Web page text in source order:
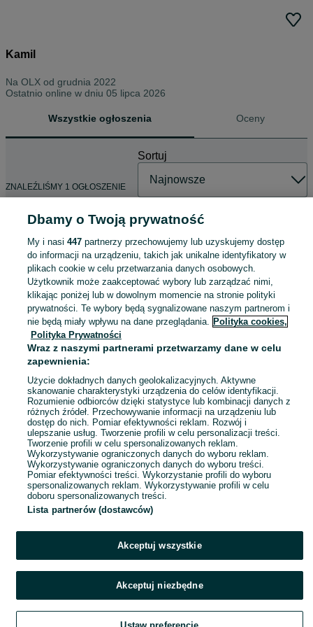
Kamil
Na OLX od grudnia 2022
Ostatnio online w dniu 05 lipca 2026
Wszystkie ogłoszenia Oceny
ZNALEŹLIŚMY 1 OGŁOSZENIE
Sortuj
Sneakersy GUESS – stan idealny
120 zł
127,70 zł z Pakietem Ochronnym
Bełchatów
10 lipca 2026
43 Biały
Guess
Dbamy o Twoją prywatność
My i nasi 447partnerzy przechowujemy lub uzyskujemy dostęp
do informacji na urządzeniu, takich jak unikalne identyfikatory w
plikach cookie w celu przetwarzania danych osobowych.
Użytkownik może zaakceptować wybory lub zarządzać nimi,
klikając poniżej lub w dowolnym momencie na stronie polityki
prywatności. Te wybory będą sygnalizowane naszym partnerom i
nie będą miały wpływu na dane przeglądania. Polityka cookies,
Polityka Prywatności
Wraz z naszymi partnerami przetwarzamy dane w celu
zapewnienia:
Użycie dokładnych danych geolokalizacyjnych. Aktywne
skanowanie charakterystyki urządzenia do celów identyfikacji.
Rozumienie odbiorców dzięki statystyce lub kombinacji danych z
różnych źródeł. Przechowywanie informacji na urządzeniu lub
dostęp do nich. Pomiar efektywności reklam. Rozwój i
ulepszanie usług. Tworzenie profili w celu personalizacji treści.
Tworzenie profili w celu spersonalizowanych reklam.
Wykorzystywanie ograniczonych danych do wyboru reklam.
Wykorzystywanie ograniczonych danych do wyboru treści.
Pomiar efektywności treści. Wykorzystanie profili do wyboru
spersonalizowanych reklam. Wykorzystywanie profili w celu
doboru spersonalizowanych treści.
Lista partnerów (dostawców)
Akceptuj wszystkie
Akceptuj niezbędne